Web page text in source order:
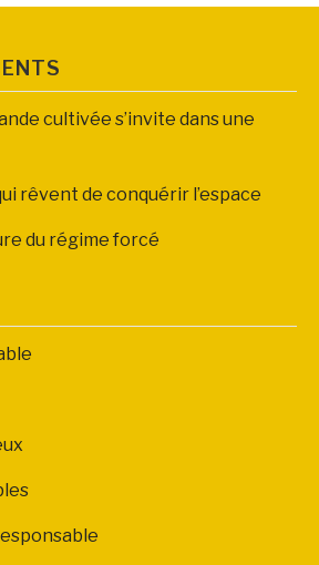
cultivée s’invite dans une
rêvent de conquérir l’espace
du régime forcé